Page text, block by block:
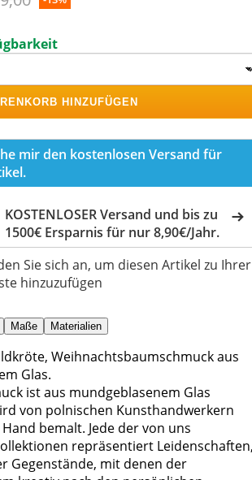
HINZUFÜGEN
mir den kostenlosen Versand für
KOSTENLOSER Versand und bis zu
1500€ Ersparnis für nur 8,90€/Jahr.
Sie sich an, um diesen Artikel zu Ihrer
hinzuzufügen
Maße Materialien
Weihnachtsbaumschmuck aus
Glas.
ist aus mundgeblasenem Glas
von polnischen Kunsthandwerkern
bemalt. Jede der von uns
repräsentiert
Gegenstände, mit denen der